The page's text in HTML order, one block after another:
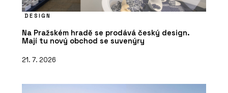
DESIGN
Na Pražském hradě se prodává český design.
Mají tu nový obchod se suvenýry
21. 7. 2026